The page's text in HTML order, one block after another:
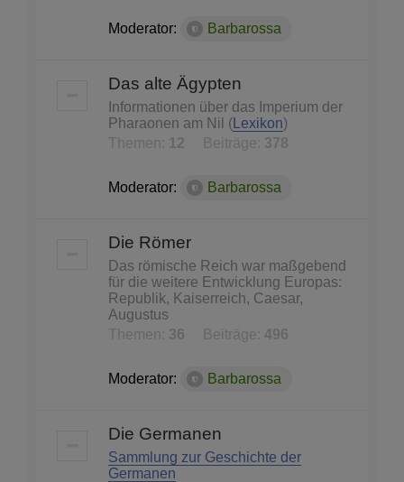
Moderator: Barbarossa
Das alte Ägypten
Informationen über das Imperium der
Pharaonen am Nil ( Lexikon)
Themen:
12 Beiträge: 378
Moderator: Barbarossa
Die Römer
Das römische Reich war maßgebend
für die weitere Entwicklung Europas:
Republik, Kaiserreich, Caesar,
Augustus
Themen: 36 Beiträge: 496
Moderator: Barbarossa
Die Germanen
Sammlung zur Geschichte der
Germanen